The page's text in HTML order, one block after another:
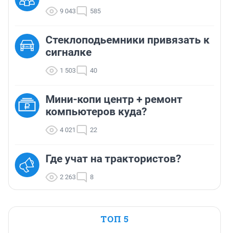
9 043 585
Стеклоподьемники привязать к
сигналке
1 503 40
Мини-копи центр + ремонт
компьютеров куда?
4 021 22
Где учат на трактористов?
2 263 8
ТОП 5